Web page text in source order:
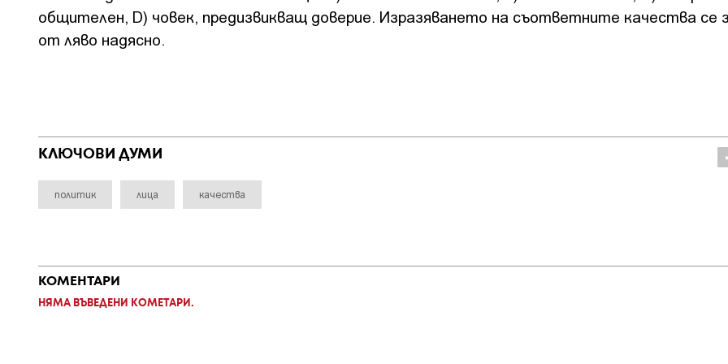
общителен, D) човек, предизвикващ доверие. Изразяването на съответните качества се
от ляво надясно.
КЛЮЧОВИ ДУМИ
политик лица качества
КОМЕНТАРИ
НЯМА ВЪВЕДЕНИ КОМЕТАРИ.